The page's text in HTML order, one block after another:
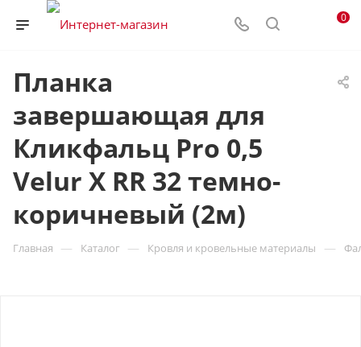
0
Планка
завершающая для
Кликфальц Pro 0,5
Velur X RR 32 темно-
коричневый (2м)
Главная — Каталог — Кровля и кровельные материалы —